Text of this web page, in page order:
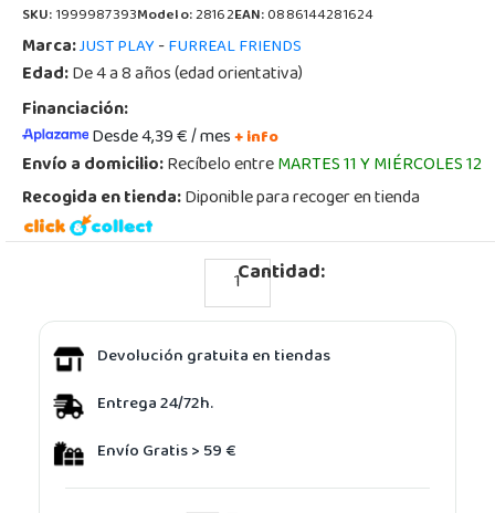
SKU:1999987393Modelo:28162EAN:0886144281624
Marca:JUST PLAY-FURREAL FRIENDS
Edad:De 4 a 8 años (edad orientativa)
Financiación:
Desde 4,39 € / mes+ info
Envío a domicilio:Recíbelo entreMARTES 11 Y MIÉRCOLES 12
Recogida en tienda:Diponible para recoger en tienda
Cantidad:
Devolución gratuita en tiendas
Entrega 24/72h.
Envío Gratis > 59 €